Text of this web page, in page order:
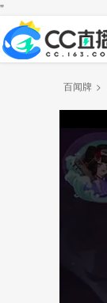
"
百闻牌 >